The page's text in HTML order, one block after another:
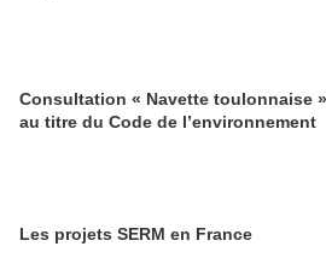
Consultation « Navette toulonnaise »
au titre du Code de l’environnement
Les projets SERM en France